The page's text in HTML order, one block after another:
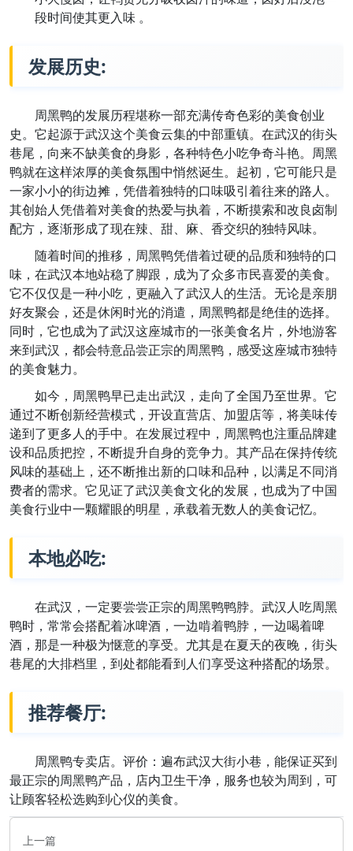
段时间使其更入味 。
发展历史:
周黑鸭的发展历程堪称一部充满传奇色彩的美食创业
史。它起源于武汉这个美食云集的中部重镇。在武汉的街头
巷尾，向来不缺美食的身影，各种特色小吃争奇斗艳。周黑
鸭就在这样浓厚的美食氛围中悄然诞生。起初，它可能只是
一家小小的街边摊，凭借着独特的口味吸引着往来的路人。
其创始人凭借着对美食的热爱与执着，不断摸索和改良卤制
配方，逐渐形成了现在辣、甜、麻、香交织的独特风味。
随着时间的推移，周黑鸭凭借着过硬的品质和独特的口
味，在武汉本地站稳了脚跟，成为了众多市民喜爱的美食。
它不仅仅是一种小吃，更融入了武汉人的生活。无论是亲朋
好友聚会，还是休闲时光的消遣，周黑鸭都是绝佳的选择。
同时，它也成为了武汉这座城市的一张美食名片，外地游客
来到武汉，都会特意品尝正宗的周黑鸭，感受这座城市独特
的美食魅力。
如今，周黑鸭早已走出武汉，走向了全国乃至世界。它
通过不断创新经营模式，开设直营店、加盟店等，将美味传
递到了更多人的手中。在发展过程中，周黑鸭也注重品牌建
设和品质把控，不断提升自身的竞争力。其产品在保持传统
风味的基础上，还不断推出新的口味和品种，以满足不同消
费者的需求。它见证了武汉美食文化的发展，也成为了中国
美食行业中一颗耀眼的明星，承载着无数人的美食记忆。
本地必吃:
在武汉，一定要尝尝正宗的周黑鸭鸭脖。武汉人吃周黑
鸭时，常常会搭配着冰啤酒，一边啃着鸭脖，一边喝着啤
酒，那是一种极为惬意的享受。尤其是在夏天的夜晚，街头
巷尾的大排档里，到处都能看到人们享受这种搭配的场景。
推荐餐厅:
周黑鸭专卖店。评价：遍布武汉大街小巷，能保证买到
最正宗的周黑鸭产品，店内卫生干净，服务也较为周到，可
让顾客轻松选购到心仪的美食。
上一篇